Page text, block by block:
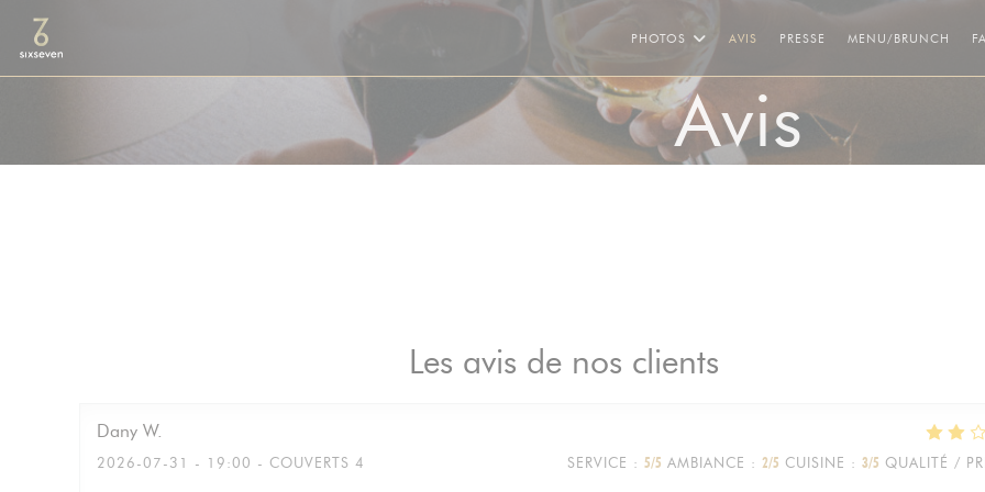
Personnalisation de vos choix en matière de cookies
PHOTOS AVIS PRESSE MENU/BRUNCH
Avis
Les avis de nos clients
Dany W
2026-07-31 - 19:00 - COUVERTS 4 SERVICE : 5/5 AMBIANCE : 2/5 CUISINE : 3/5 QUALITÉ /